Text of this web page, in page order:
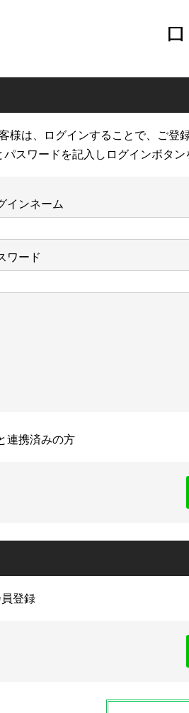
様は、ログインすることで、ご登
パスワードを記入しログインボタン
インネーム
ワード
連携済みの方
登録